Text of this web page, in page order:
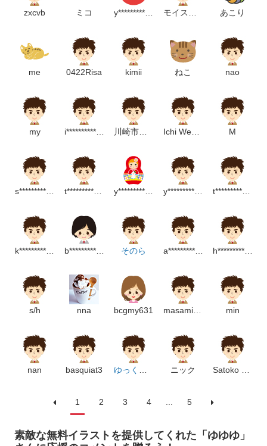
zxcvb ミコ y*********************m あこり
me 0422Risa kimii ねこ nao
my i*******************m 川崎市民合唱団 Ichi Web design M
s*******************p t******************m y****************p y*********************m t**************************p
k**********************m b*************************m そのら a****************p h************************m
s/h nna bcgmy631 masami yakuwa min
nan basquiat3 ニック
1 2 3 4 ... 5
素敵な無料イラストを提供してくれた「ゆゆゆ」